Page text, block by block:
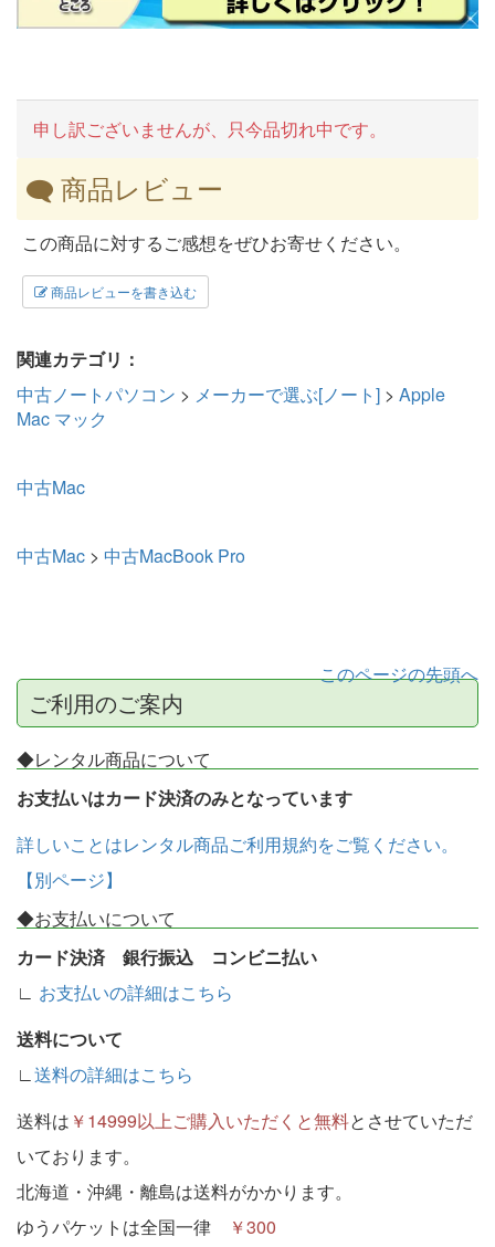
申し訳ございませんが、只今品切れ中です。
商品レビュー
この商品に対するご感想をぜひお寄せください。
商品レビューを書き込む
関連カテゴリ：
中古ノートパソコン > メーカーで選ぶ[ノート] > Apple
Mac マック
中古Mac
中古Mac > 中古MacBook Pro
このページの先頭へ
ご利用のご案内
◆レンタル商品について
お支払いはカード決済のみとなっています
詳しいことはレンタル商品ご利用規約をご覧ください。
【別ページ】
◆お支払いについて
カード決済 銀行振込 コンビニ払い
∟ お支払いの詳細はこちら
送料について
∟送料の詳細はこちら
送料は ￥14999以上ご購入いただくと無料とさせていただ
いております。
北海道・沖縄・離島は送料がかかります。
ゆうパケットは全国一律
￥300